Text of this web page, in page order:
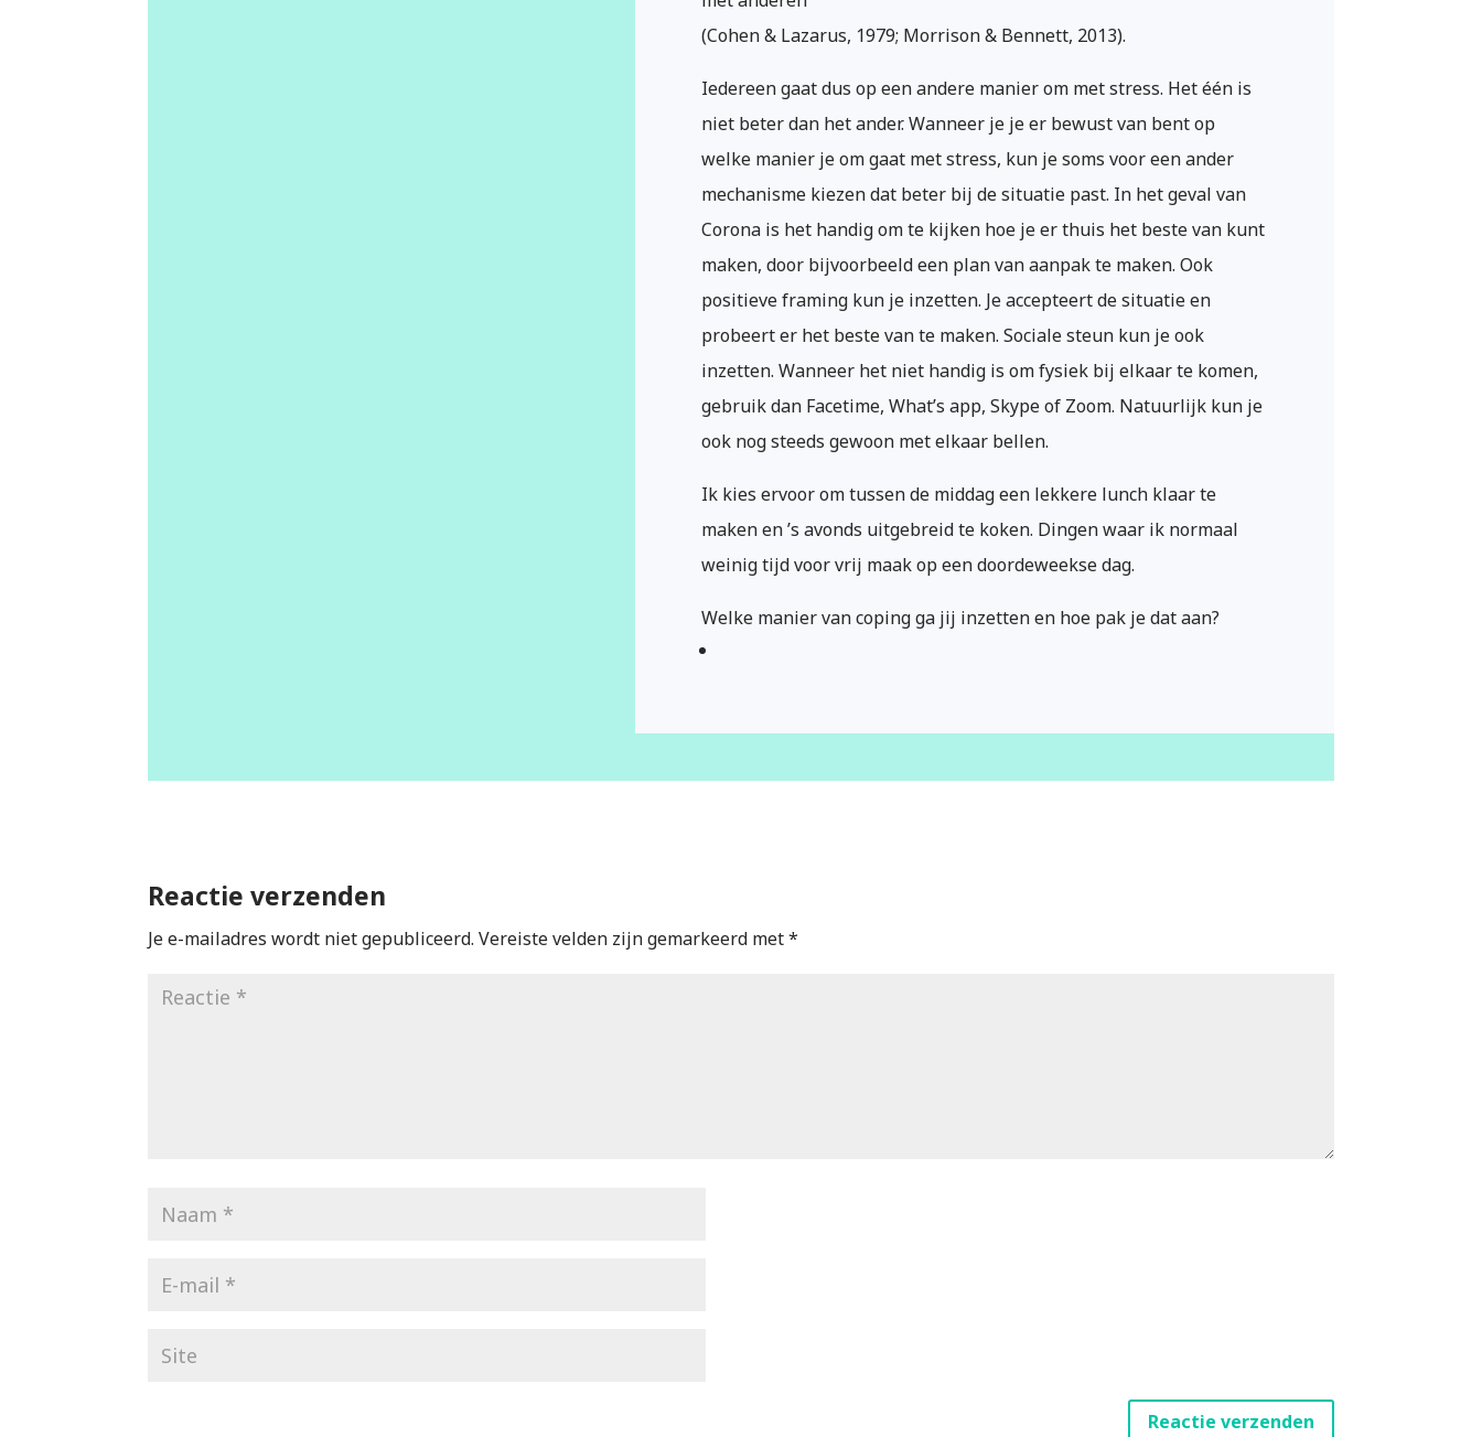
(Cohen & Lazarus, 1979; Morrison & Bennett, 2013).
Iedereen gaat dus op een andere manier om met stress. Het één is
niet beter dan het ander. Wanneer je je er bewust van bent op
welke manier je om gaat met stress, kun je soms voor een ander
mechanisme kiezen dat beter bij de situatie past. In het geval van
Corona is het handig om te kijken hoe je er thuis het beste van kunt
maken, door bijvoorbeeld een plan van aanpak te maken. Ook
positieve framing kun je inzetten. Je accepteert de situatie en
probeert er het beste van te maken. Sociale steun kun je ook
inzetten. Wanneer het niet handig is om fysiek bij elkaar te komen,
gebruik dan Facetime, What’s app, Skype of Zoom. Natuurlijk kun je
ook nog steeds gewoon met elkaar bellen.
Ik kies ervoor om tussen de middag een lekkere lunch klaar te
maken en ’s avonds uitgebreid te koken. Dingen waar ik normaal
weinig tijd voor vrij maak op een doordeweekse dag.
Welke manier van coping ga jij inzetten en hoe pak je dat aan?
Reactie verzenden
Je e-mailadres wordt niet gepubliceerd. Vereiste velden zijn gemarkeerd met*